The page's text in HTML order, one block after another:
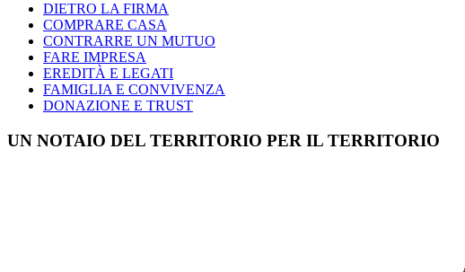
DIETRO LA FIRMA
COMPRARE CASA
CONTRARRE UN MUTUO
FARE IMPRESA
EREDITÀ E LEGATI
FAMIGLIA E CONVIVENZA
DONAZIONE E TRUST
UN NOTAIO DEL TERRITORIO PER IL TERRITORIO